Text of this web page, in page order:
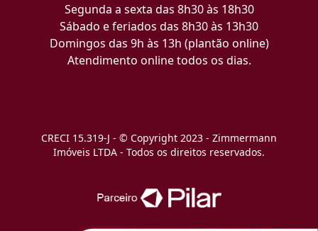
Segunda a sexta das 8h30 às 18h30
Sábado e feriados das 8h30 às 13h30
Domingos das 9h às 13h (plantão online)
Atendimento online todos os dias.
CRECI 15.319-J - © Copyright 2023 - Zimmermann
Imóveis LTDA - Todos os direitos reservados.